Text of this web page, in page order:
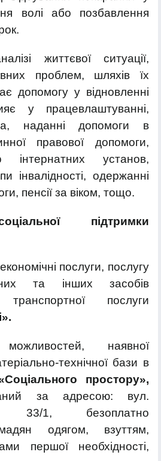
волі або позбавлення
життєвої ситуації,
проблем, шляхів їх
допомогу у відновленні
у працевлаштуванні,
наданні допомоги в
правової допомоги,
установ,
інвалідності, одержанні
пенсії за віком, тощо.
підтримки
послуги, послугу
та інших засобів
транспортної послуги
наявної
технічної бази в
простору»,
за адресою: вул.
33/1, безоплатно
одягом, взуттям,
першої необхідності,